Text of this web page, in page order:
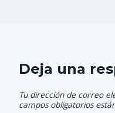
Deja una
Tu dirección de correo
campos obligatorios